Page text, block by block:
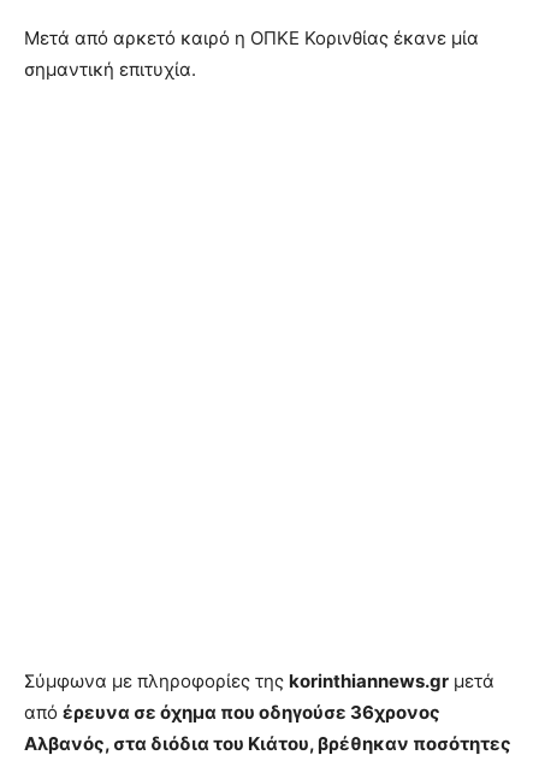
Μετά από αρκετό καιρό η ΟΠΚΕ Κορινθίας έκανε μία
σημαντική επιτυχία.
Σύμφωνα με πληροφορίες της korinthiannews.gr μετά
από έρευνα σε όχημα που οδηγούσε 36χρονος
Αλβανός, στα διόδια του Κιάτου, βρέθηκαν ποσότητες